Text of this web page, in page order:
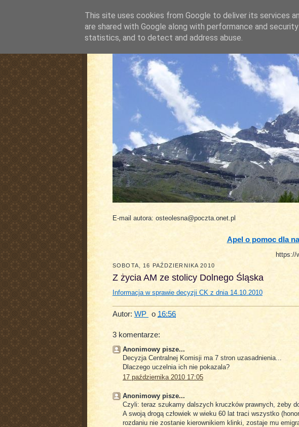
pluskiewicz.blogspot.com
E-mail autora: osteolesna@poczta.onet.pl
Apel o pomoc dla
https://
SOBOTA, 16 PAŹDZIERNIKA 2010
Z życia AM ze stolicy Dolnego Śląska
Informacja w sprawie decyzji CK z dnia 14.10.2010
Autor: WP o 16:56
3 komentarze:
Anonimowy pisze...
Decyzja Centralnej Komisji ma 7 stron uzasadnienia...
Dlaczego uczelnia ich nie pokazala?
17 października 2010 17:05
Anonimowy pisze...
Czyli: teraz szukamy dalszych kruczków prawnych, żeby
A swoją drogą człowiek w wieku 60 lat traci wszystko
rozdaniu nie zostanie kierownikiem klinki, zostaje mu
This site uses cookies from Google to deliver its services
are shared with Google along with performance and
statistics, and to detect and address abuse.